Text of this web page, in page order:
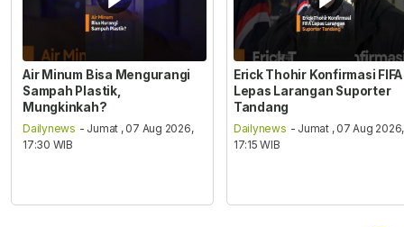
Air Minum Bisa Mengurangi
Sampah Plastik,
Mungkinkah?
Dailynews - Jumat , 07 Aug 2026,
17:30 WIB
Erick Thohir Konfirmasi FIFA
Lepas Larangan Suporter
Tandang
Dailynews - Jumat , 07 Aug 2026,
17:15 WIB